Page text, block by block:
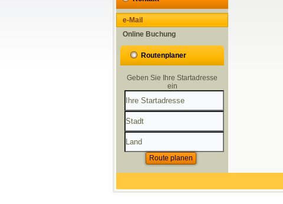
e-Mail
Online Buchung
Routenplaner
Geben Sie Ihre Startadresse
ein